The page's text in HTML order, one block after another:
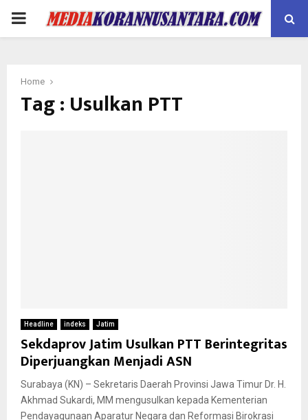
PRIMARY
Home
Tag : Usulkan PTT
Headline indeks Jatim
Sekdaprov Jatim Usulkan PTT Berintegritas
Diperjuangkan Menjadi ASN
Surabaya (KN) – Sekretaris Daerah Provinsi Jawa Timur Dr. H.
Akhmad Sukardi, MM mengusulkan kepada Kementerian
Pendayagunaan Aparatur Negara dan Reformasi Birokrasi